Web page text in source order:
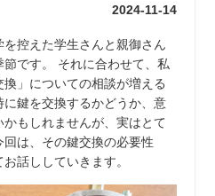
2024-11-14
控えた学生さんと親御さん
です。 それに合わせて、私
」についての相談が増える
鍵を交換するかどうか、意
もしれませんが、実はとて
は、その鍵交換の必要性
話ししていきます。